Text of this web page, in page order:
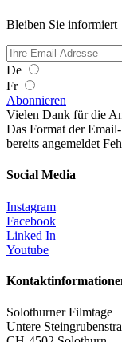
Bleiben Sie informiert
De
Fr
Abonnieren
Vielen Dank für die
Das Format der
bereits angemeldet
Social Media
Instagram
Facebook
Linked In
Youtube
Solothurner Filmtage
Untere